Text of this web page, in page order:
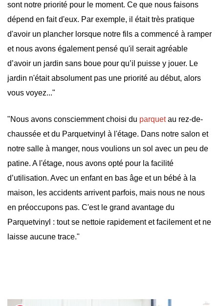
sont notre priorité pour le moment. Ce que nous faisons
dépend en fait d'eux. Par exemple, il était très pratique
d'avoir un plancher lorsque notre fils a commencé à ramper
et nous avons également pensé qu'il serait agréable
d’avoir un jardin sans boue pour qu’il puisse y jouer. Le
jardin n'était absolument pas une priorité au début, alors
vous voyez..."
"Nous avons consciemment choisi du parquetau rez-de-
chaussée et du Parquetvinyl à l'étage. Dans notre salon et
notre salle à manger, nous voulions un sol avec un peu de
patine. A l'étage, nous avons opté pour la facilité
d’utilisation. Avec un enfant en bas âge et un bébé à la
maison, les accidents arrivent parfois, mais nous ne nous
en préoccupons pas. C'est le grand avantage du
Parquetvinyl : tout se nettoie rapidement et facilement et ne
laisse aucune trace."